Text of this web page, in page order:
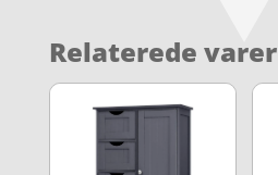
Relaterede varer